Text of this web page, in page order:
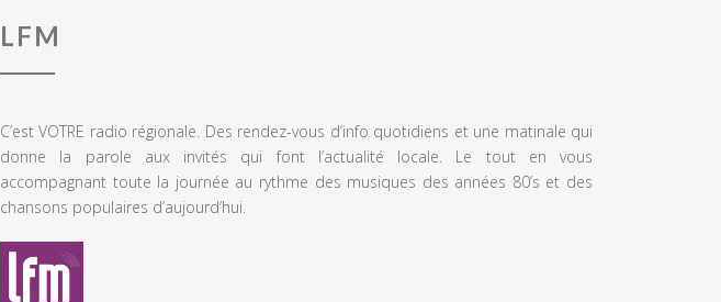
LFM
C’est VOTRE radio régionale. Des rendez-vous d’info quotidiens et une matinale qui
donne la parole aux invités qui font l’actualité locale. Le tout en vous
accompagnant toute la journée au rythme des musiques des années 80’s et des
chansons populaires d’aujourd’hui.